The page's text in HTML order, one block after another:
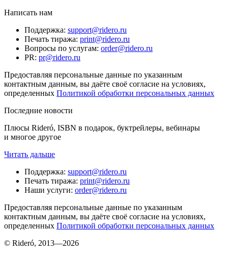
Написать нам
Поддержка: support@ridero.ru
Печать тиража: print@ridero.ru
Вопросы по услугам: order@ridero.ru
PR: pr@ridero.ru
Предоставляя персональные данные по указанным
контактным данным, вы даёте своё согласие на условиях,
определенных Политикой обработки персональных данных
Последние новости
Плюсы Rideró, ISBN в подарок, буктрейлеры, вебинары
и многое другое
Читать дальше
Поддержка: support@ridero.ru
Печать тиража: print@ridero.ru
Наши услуги: order@ridero.ru
Предоставляя персональные данные по указанным
контактным данным, вы даёте своё согласие на условиях,
определенных Политикой обработки персональных данных
© Rideró, 2013—2026